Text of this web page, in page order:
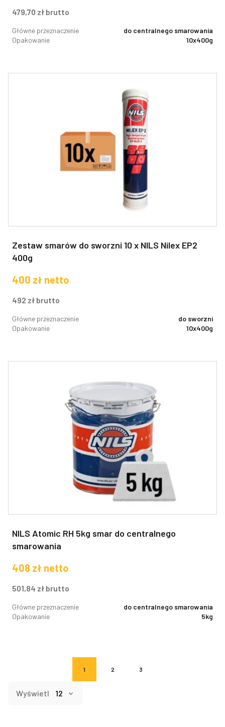
479,70 zł brutto
Główne przeznaczenie
do centralnego smarowania
Opakowanie
10x400g
Zestaw smarów do sworzni 10 x NILS Nilex EP2
400g
400 zł netto
492 zł brutto
Główne przeznaczenie
do sworzni
Opakowanie
10x400g
NILS Atomic RH 5kg smar do centralnego
smarowania
408 zł netto
501,84 zł brutto
Główne przeznaczenie
do centralnego smarowania
Opakowanie
5kg
Wyświetl
1 2 3